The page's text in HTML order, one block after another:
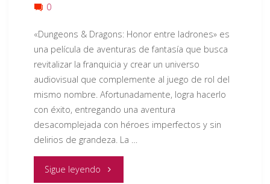
0
«Dungeons & Dragons: Honor entre ladrones» es
una película de aventuras de fantasía que busca
revitalizar la franquicia y crear un universo
audiovisual que complemente al juego de rol del
mismo nombre. Afortunadamente, logra hacerlo
con éxito, entregando una aventura
desacomplejada con héroes imperfectos y sin
delirios de grandeza. La …
Sigue leyendo"Dungeons